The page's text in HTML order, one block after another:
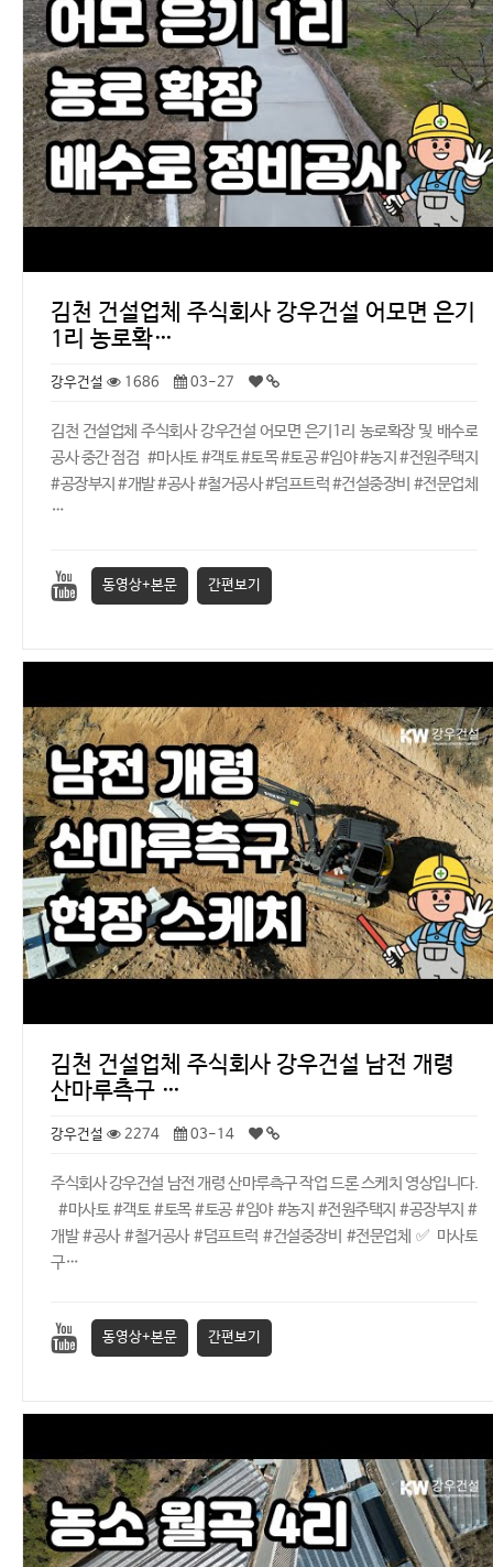
김천 건설업체 주식회사 강우건설 어모면 은기
1리 농로확…
강우건설 1686 03-27
김천 건설업체 주식회사 강우건설 어모면 은기1리 농로확장 및 배수로
공사 중간 점검 #마사토 #객토 #토목 #토공 #임야 #농지 #전원주택지
#공장부지 #개발 #공사 #철거공사 #덤프트럭 #건설중장비 #전문업체
…
동영상+본문 간편보기
김천 건설업체 주식회사 강우건설 남전 개령
산마루측구 …
강우건설 2274 03-14
주식회사 강우건설 남전 개령 산마루측구 작업 드론 스케치 영상입니다.
#마사토 #객토 #토목 #토공 #임야 #농지 #전원주택지 #공장부지 #
개발 #공사 #철거공사 #덤프트럭 #건설중장비 #전문업체 ✅ 마사토
구…
동영상+본문 간편보기